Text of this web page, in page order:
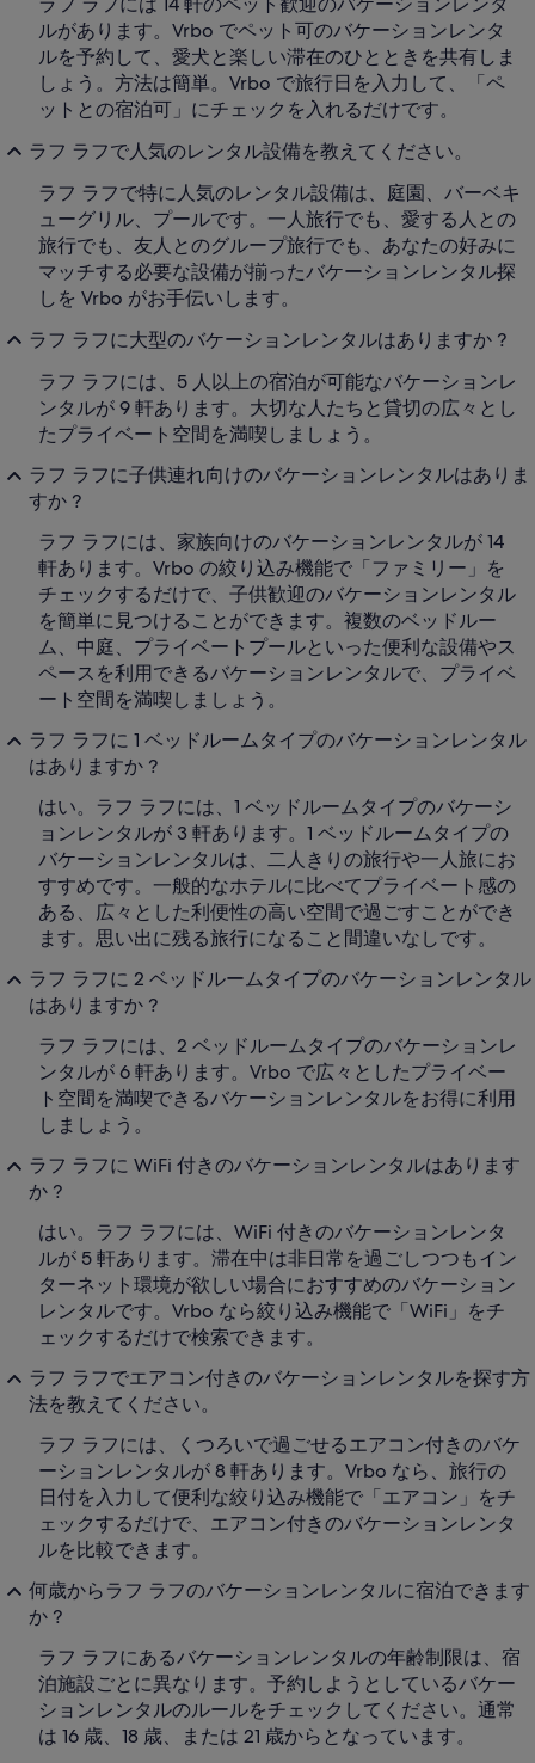
ルがあります。Vrbo でペット可のバケーションレンタ
ルを予約して、愛犬と楽しい滞在のひとときを共有しま
しょう。方法は簡単。Vrbo で旅行日を入力して、「ペ
ットとの宿泊可」にチェックを入れるだけです。
ラフ ラフで人気のレンタル設備を教えてください。
ラフ ラフで特に人気のレンタル設備は、庭園、バーベキ
ューグリル、プールです。一人旅行でも、愛する人との
旅行でも、友人とのグループ旅行でも、あなたの好みに
マッチする必要な設備が揃ったバケーションレンタル探
しを Vrbo がお手伝いします。
ラフ ラフに大型のバケーションレンタルはありますか ?
ラフ ラフには、5 人以上の宿泊が可能なバケーションレ
ンタルが 9 軒あります。大切な人たちと貸切の広々とし
たプライベート空間を満喫しましょう。
ラフ ラフに子供連れ向けのバケーションレンタルはありま
すか ?
ラフ ラフには、家族向けのバケーションレンタルが 14
軒あります。Vrbo の絞り込み機能で「ファミリー」を
チェックするだけで、子供歓迎のバケーションレンタル
を簡単に見つけることができます。複数のベッドルー
ム、中庭、プライベートプールといった便利な設備やス
ペースを利用できるバケーションレンタルで、プライベ
ート空間を満喫しましょう。
ラフ ラフに 1 ベッドルームタイプのバケーションレンタル
はありますか ?
はい。ラフ ラフには、1 ベッドルームタイプのバケーシ
ョンレンタルが 3 軒あります。1 ベッドルームタイプの
バケーションレンタルは、二人きりの旅行や一人旅にお
すすめです。一般的なホテルに比べてプライベート感の
ある、広々とした利便性の高い空間で過ごすことができ
ます。思い出に残る旅行になること間違いなしです。
ラフ ラフに 2 ベッドルームタイプのバケーションレンタル
はありますか ?
ラフ ラフには、2 ベッドルームタイプのバケーションレ
ンタルが 6 軒あります。Vrbo で広々としたプライベー
ト空間を満喫できるバケーションレンタルをお得に利用
しましょう。
ラフ ラフに WiFi 付きのバケーションレンタルはあります
か ?
はい。ラフ ラフには、WiFi 付きのバケーションレンタ
ルが 5 軒あります。滞在中は非日常を過ごしつつもイン
ターネット環境が欲しい場合におすすめのバケーション
レンタルです。Vrbo なら絞り込み機能で「WiFi」をチ
ェックするだけで検索できます。
ラフ ラフでエアコン付きのバケーションレンタルを探す方
法を教えてください。
ラフ ラフには、くつろいで過ごせるエアコン付きのバケ
ーションレンタルが 8 軒あります。Vrbo なら、旅行の
日付を入力して便利な絞り込み機能で「エアコン」をチ
ェックするだけで、エアコン付きのバケーションレンタ
ルを比較できます。
何歳からラフ ラフのバケーションレンタルに宿泊できます
か ?
ラフ ラフにあるバケーションレンタルの年齢制限は、宿
泊施設ごとに異なります。予約しようとしているバケー
ションレンタルのルールをチェックしてください。通常
は 16 歳、18 歳、または 21 歳からとなっています。